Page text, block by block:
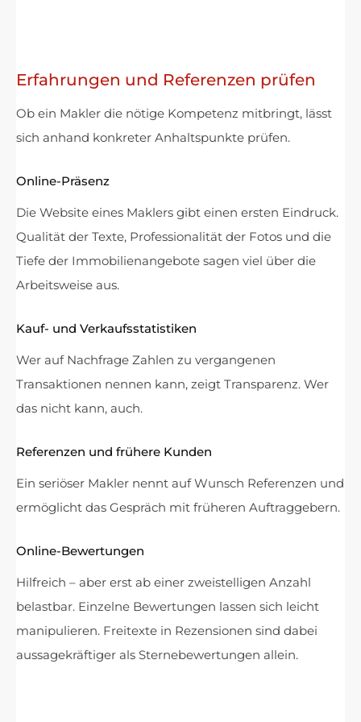
Erfahrungen und Referenzen prüfen
Ob ein Makler die nötige Kompetenz mitbringt, lässt
sich anhand konkreter Anhaltspunkte prüfen.
Online-Präsenz
Die Website eines Maklers gibt einen ersten Eindruck.
Qualität der Texte, Professionalität der Fotos und die
Tiefe der Immobilienangebote sagen viel über die
Arbeitsweise aus.
Kauf- und Verkaufsstatistiken
Wer auf Nachfrage Zahlen zu vergangenen
Transaktionen nennen kann, zeigt Transparenz. Wer
das nicht kann, auch.
Referenzen und frühere Kunden
Ein seriöser Makler nennt auf Wunsch Referenzen und
ermöglicht das Gespräch mit früheren Auftraggebern.
Online-Bewertungen
Hilfreich – aber erst ab einer zweistelligen Anzahl
belastbar. Einzelne Bewertungen lassen sich leicht
manipulieren. Freitexte in Rezensionen sind dabei
aussagekräftiger als Sternebewertungen allein.